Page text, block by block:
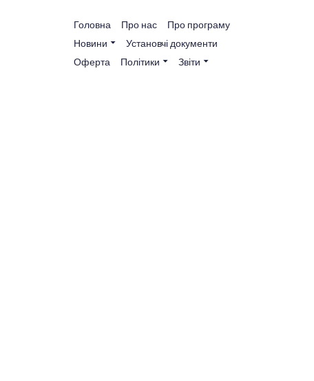
Головна Про нас
Про програму
Новини
Установчі документи
Оферта
Політики Звіти